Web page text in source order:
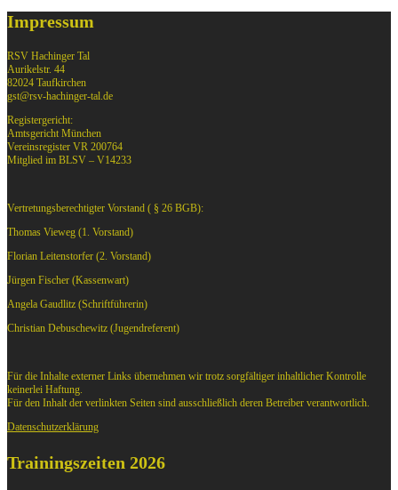
Impressum
RSV Hachinger Tal
Aurikelstr. 44
82024 Taufkirchen
gst@rsv-hachinger-tal.de
Registergericht:
Amtsgericht München
Vereinsregister VR 200764
Mitglied im BLSV – V14233
Vertretungsberechtigter Vorstand ( § 26 BGB):
Thomas Vieweg (1. Vorstand)
Florian Leitenstorfer (2. Vorstand)
Jürgen Fischer (Kassenwart)
Angela Gaudlitz (Schriftführerin)
Christian Debuschewitz (Jugendreferent)
Für die Inhalte externer Links übernehmen wir trotz sorgfältiger inhaltlicher Kontrolle
keinerlei Haftung.
Für den Inhalt der verlinkten Seiten sind ausschließlich deren Betreiber verantwortlich.
Datenschutzerklärung
Trainingszeiten 2026